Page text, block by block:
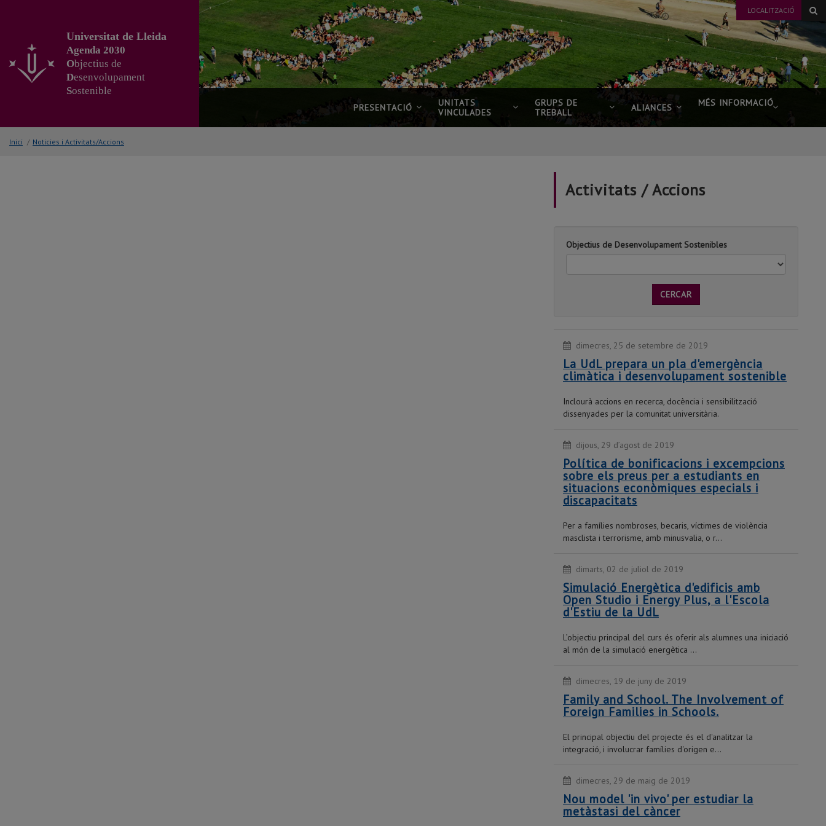
LOCALITZACIÓ
Universitat de Lleida
Agenda 2030
Objectius de
Desenvolupament
Sostenible
PRESENTACIÓ
UNITATS
VINCULADES
GRUPS DE
TREBALL
ALIANCES MÉS INFORMACIÓ
Inici / Noticies i Activitats/Accions
Activitats / Accions
Objectius de Desenvolupament Sostenibles
CERCAR
dimecres, 25 de setembre de 2019
La UdL prepara un pla d'emergència
climàtica i desenvolupament sostenible
Inclourà accions en recerca, docència i sensibilització
dissenyades per la comunitat universitària.
dijous, 29 d’agost de 2019
Política de bonificacions i excempcions
sobre els preus per a estudiants en
situacions econòmiques especials i
discapacitats
Per a famílies nombroses, becaris, víctimes de violència
masclista i terrorisme, amb minusvalia, o r...
dimarts, 02 de juliol de 2019
Simulació Energètica d'edificis amb
Open Studio i Energy Plus, a l'Escola
d'Estiu de la UdL
L’objectiu principal del curs és oferir als alumnes una iniciació
al món de la simulació energètica ...
dimecres, 19 de juny de 2019
Family and School. The Involvement of
Foreign Families in Schools.
El principal objectiu del projecte és el d'analitzar la
integració, i involucrar famílies d'origen e...
dimecres, 29 de maig de 2019
Nou model 'in vivo' per estudiar la
metàstasi del càncer